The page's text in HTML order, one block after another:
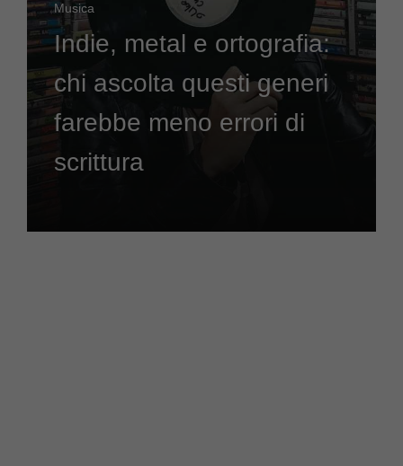
Musica
Indie, metal e ortografia:
chi ascolta questi generi
farebbe meno errori di
scrittura